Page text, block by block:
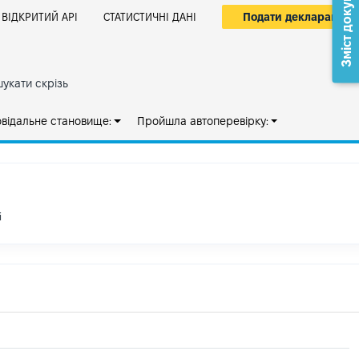
ВІДКРИТИЙ АРІ СТАТИСТИЧНІ ДАНІ Подати декларацію
скрізь
становище: Пройшла автоперевірку: